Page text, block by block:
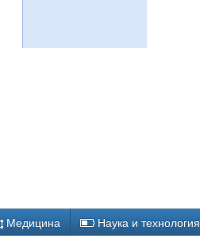
Медицина Наука и технология